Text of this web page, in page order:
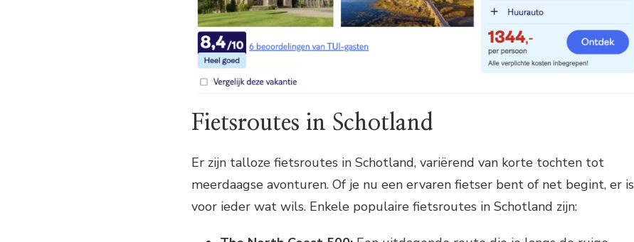
Fietsroutes in Schotland
Er zijn talloze fietsroutes in Schotland, variërend van korte tochten tot
meerdaagse avonturen. Of je nu een ervaren fietser bent of net begint, er is
voor ieder wat wils. Enkele populaire fietsroutes in Schotland zijn: